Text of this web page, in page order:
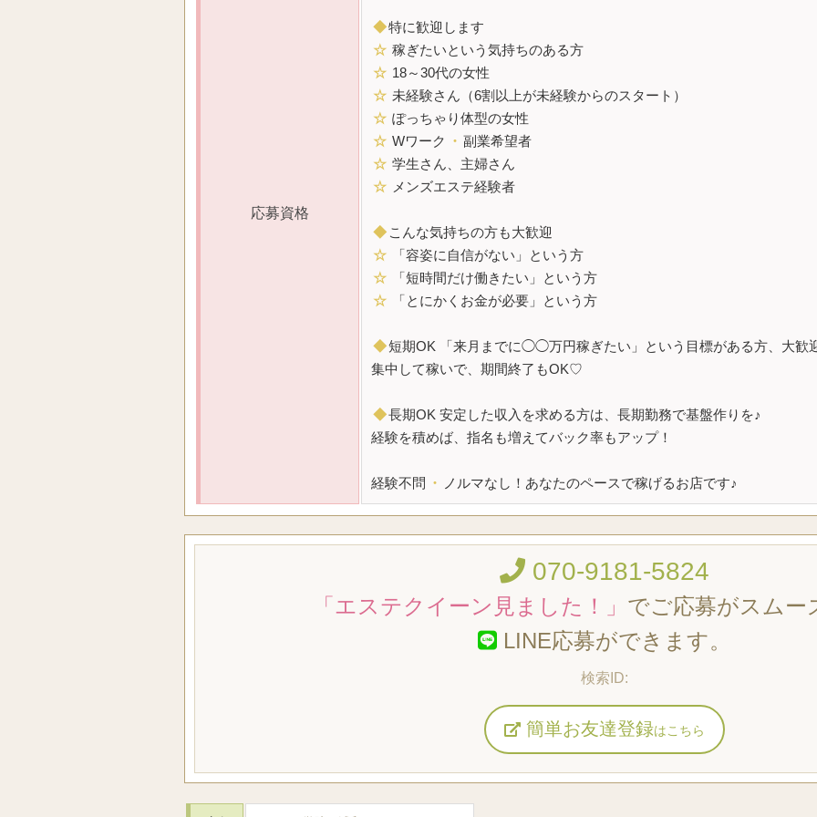
応募資格
◆特に歓迎します
☆ 稼ぎたいという気持ちのある方
☆ 18～30代の女性
☆ 未経験さん（6割以上が未経験からのスタート）
☆ ぽっちゃり体型の女性
☆ Wワーク ・ 副業希望者
☆ 学生さん、主婦さん
☆ メンズエステ経験者
◆ こんな気持ちの方も大歓迎
☆
「容姿に自信がない」という方
☆
「短時間だけ働きたい」という方
☆
「とにかくお金が必要」という方
◆短期OK 「来月までに◯◯万円稼ぎたい」という目標がある方、大歓
集中して稼いで、期間終了もOK♡
◆長期OK 安定した収入を求める方は、長期勤務で基盤作りを♪
経験を積めば、指名も増えてバック率もアップ！
経験不問 ・ ノルマなし！あなたのペースで稼げるお店です♪
070-9181-5824
「エステクイーン見ました！」 でご応募がスムー
LINE応募ができます。
簡単お友達登録はこちら